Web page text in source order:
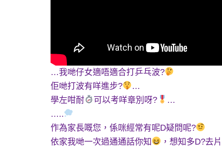
…我哋仔女適唔適合打乒乓波?
佢哋打波有咩進步?
…
學左咁耐
可以考咩章別呀?
…
…..
作為家長嘅您，係咪經常有呢D疑問呢?
依家我哋一次過通通話你知
，想知多D?去